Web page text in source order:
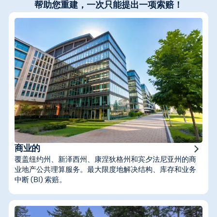
帮助您重建，一次只能提出一项索赔！
商业的
覆盖纽约州、新泽西州、康涅狄格州和宾夕法尼亚州的商
业地产公共理算服务。最大限度地解决结构、库存和业务
中断 (BI) 索赔。